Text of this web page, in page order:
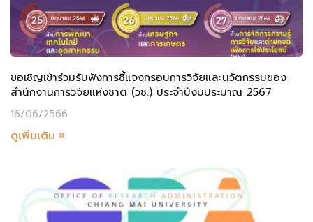
ขอเชิญเข้าร่วมรับฟังการชี้แจงกรอบการวิจัยและนวัตกรรมของ
สำนักงานการวิจัยแห่งชาติ (วช.) ประจำปีงบประมาณ 2567
16/06/2566
ดูเพิ่มเติม »